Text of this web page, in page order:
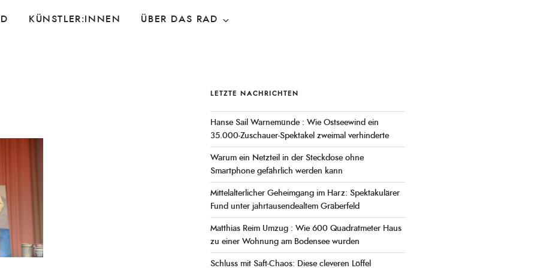
KÜNSTLER:INNEN ÜBER DAS RAD
LETZTE NACHRICHTEN
Hanse Sail Warnemünde : Wie Ostseewind ein
35.000-Zuschauer-Spektakel zweimal verhinderte
Warum ein Netzteil in der Steckdose ohne
Smartphone gefährlich werden kann
Mittelalterlicher Geheimgang im Harz: Spektakulärer
Fund unter jahrtausendealtem Gräberfeld
Matthias Reim Umzug : Wie 600 Quadratmeter Haus
zu einer Wohnung am Bodensee wurden
Schluss mit Saft-Chaos: Diese cleveren Löffel